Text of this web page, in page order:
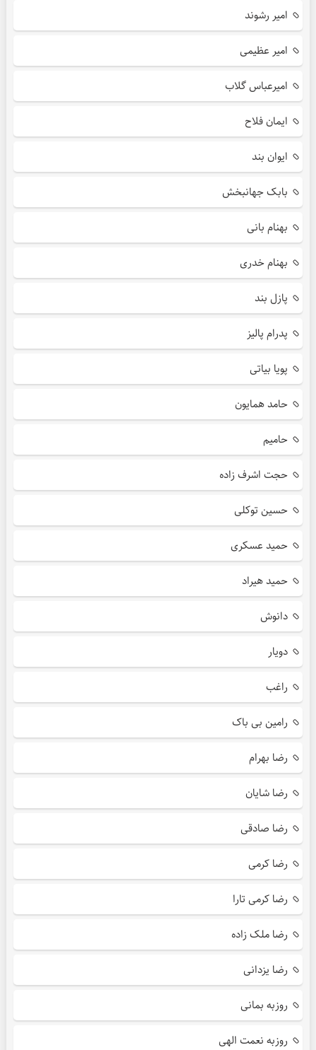
امیر رشوند
امیر عظیمی
امیرعباس گلاب
ایمان فلاح
ایوان بند
بابک جهانبخش
بهنام بانی
بهنام خدری
پازل بند
پدرام پالیز
پویا بیاتی
حامد همایون
حامیم
حجت اشرف زاده
حسین توکلی
حمید عسکری
حمید هیراد
دانوش
دویار
راغب
رامین بی باک
رضا بهرام
رضا شایان
رضا صادقی
رضا کرمی
رضا کرمی تارا
رضا ملک زاده
رضا یزدانی
روزبه بمانی
روزبه نعمت الهی